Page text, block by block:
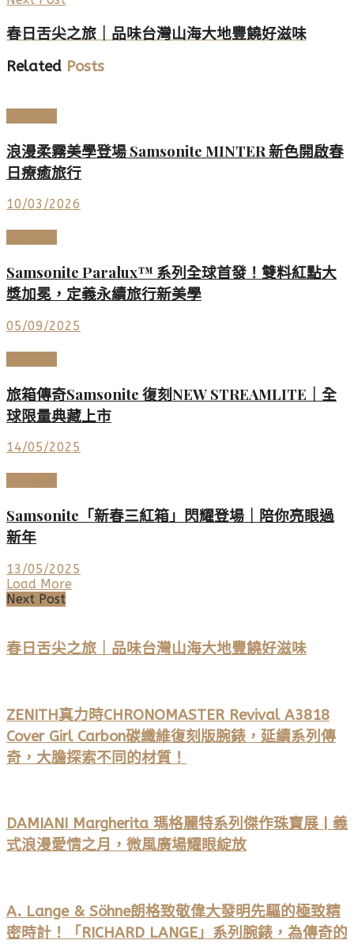
春日舌尖之旅｜品味台灣山海大地豐饒好滋味
Related Posts
浪漫柔霧美學登場 Samsonite MINTER 新色開啟春
日療癒旅行
10/03/2026
Samsonite Paralux™ 系列全球首發！雙料紅點大
獎加冕，定義永續旅行新美學
05/09/2025
旅箱傳奇Samsonite 復刻NEW STREAMLITE｜全
球限量典藏上市
14/05/2025
Samsonite「新春三紅箱」閃耀登場｜陪你亮眼過
新年
13/05/2025
Load More
Next Post
春日舌尖之旅｜品味台灣山海大地豐饒好滋味
ZENITH真力時CHRONOMASTER Revival A3818
Cover Girl Carbon碳纖維復刻版腕錶，延續系列傳
奇，大膽探索不同的材質！
DAMIANI Margherita 瑪格麗特系列傑作珠寶展 | 義
式浪漫愛情之月，微風廣場耀眼綻放
A. Lange & Söhne朗格致敬偉大發明先驅的極致精
密時計！「RICHARD LANGE」系列腕錶，為傳奇的